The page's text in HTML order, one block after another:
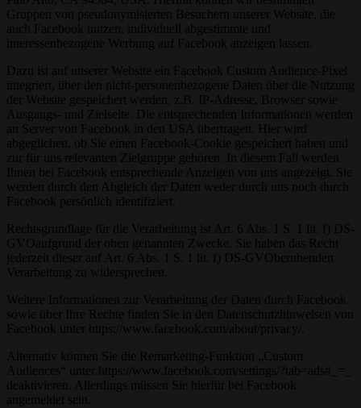
Gruppen von pseudonymisierten Besuchern unserer Website, die
auch Facebook nutzen, individuell abgestimmte und
interessenbezogene Werbung auf Facebook anzeigen lassen.
Dazu ist auf unserer Website ein Facebook Custom Audience-Pixel
integriert, über den nicht-personenbezogene Daten über die Nutzung
der Website gespeichert werden, z.B. IP-Adresse, Browser sowie
Ausgangs- und Zielseite. Die entsprechenden Informationen werden
an Server von Facebook in den USA übertragen. Hier wird
abgeglichen, ob Sie einen Facebook-Cookie gespeichert haben und
zur für uns relevanten Zielgruppe gehören. In diesem Fall werden
Ihnen bei Facebook entsprechende Anzeigen von uns angezeigt. Sie
werden durch den Abgleich der Daten weder durch uns noch durch
Facebook persönlich identifiziert.
Rechtsgrundlage für die Verarbeitung ist Art. 6 Abs. 1 S. 1 lit. f) DS-
GVOaufgrund der oben genannten Zwecke. Sie haben das Recht
jederzeit dieser auf Art. 6 Abs. 1 S. 1 lit. f) DS-GVOberuhenden
Verarbeitung zu widersprechen.
Weitere Informationen zur Verarbeitung der Daten durch Facebook
sowie über Ihre Rechte finden Sie in den Datenschutzhinweisen von
Facebook unter https://www.facebook.com/about/privacy/.
Alternativ können Sie die Remarketing-Funktion „Custom
Audiences“ unter https://www.facebook.com/settings/?tab=ads#_=_
deaktivieren. Allerdings müssen Sie hierfür bei Facebook
angemeldet sein.